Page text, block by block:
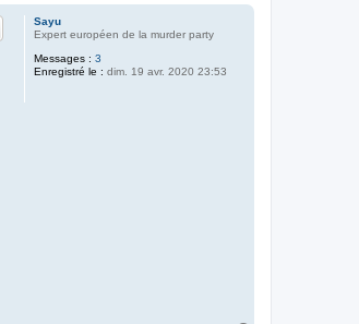
Sayu
Expert européen de la murder party
Messages : 3
Enregistré le : dim. 19 avr. 2020 23:53